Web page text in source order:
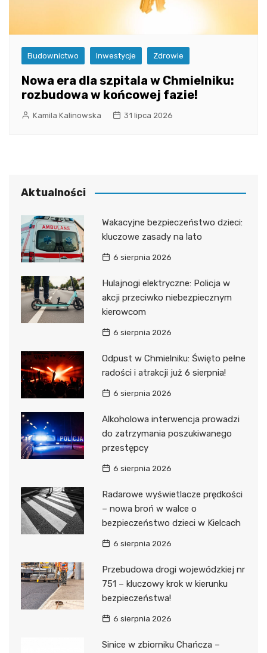
Budownictwo Inwestycje Zdrowie
Nowa era dla szpitala w Chmielniku:
rozbudowa w końcowej fazie!
Kamila Kalinowska 31 lipca 2026
Aktualności
Wakacyjne bezpieczeństwo dzieci:
kluczowe zasady na lato
6 sierpnia 2026
Hulajnogi elektryczne: Policja w
akcji przeciwko niebezpiecznym
kierowcom
6 sierpnia 2026
Odpust w Chmielniku: Święto pełne
radości i atrakcji już 6 sierpnia!
6 sierpnia 2026
Alkoholowa interwencja prowadzi
do zatrzymania poszukiwanego
przestępcy
6 sierpnia 2026
Radarowe wyświetlacze prędkości
– nowa broń w walce o
bezpieczeństwo dzieci w Kielcach
6 sierpnia 2026
Przebudowa drogi wojewódzkiej nr
751 – kluczowy krok w kierunku
bezpieczeństwa!
6 sierpnia 2026
Sinice w zbiorniku Chańcza –